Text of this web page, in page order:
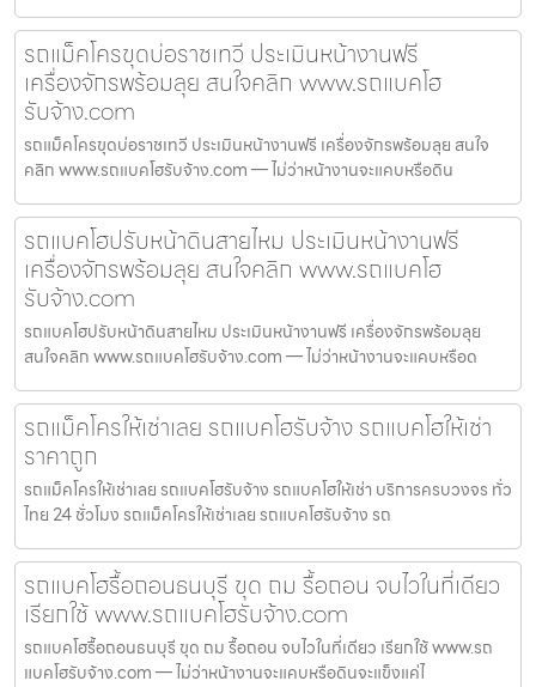
รถแม็คโครขุดบ่อราชเทวี ประเมินหน้างานฟรี
เครื่องจักรพร้อมลุย สนใจคลิก www.รถแบคโฮ
รับจ้าง.com
รถแม็คโครขุดบ่อราชเทวี ประเมินหน้างานฟรี เครื่องจักรพร้อมลุย สนใจ
คลิก www.รถแบคโฮรับจ้าง.com — ไม่ว่าหน้างานจะแคบหรือดิน
รถแบคโฮปรับหน้าดินสายไหม ประเมินหน้างานฟรี
เครื่องจักรพร้อมลุย สนใจคลิก www.รถแบคโฮ
รับจ้าง.com
รถแบคโฮปรับหน้าดินสายไหม ประเมินหน้างานฟรี เครื่องจักรพร้อมลุย
สนใจคลิก www.รถแบคโฮรับจ้าง.com — ไม่ว่าหน้างานจะแคบหรือด
รถแม็คโครให้เช่าเลย รถแบคโฮรับจ้าง รถแบคโฮให้เช่า
ราคาถูก
รถแม็คโครให้เช่าเลย รถแบคโฮรับจ้าง รถแบคโฮให้เช่า บริการครบวงจร ทั่ว
ไทย 24 ชั่วโมง รถแม็คโครให้เช่าเลย รถแบคโฮรับจ้าง รถ
รถแบคโฮรื้อถอนธนบุรี ขุด ถม รื้อถอน จบไวในที่เดียว
เรียกใช้ www.รถแบคโฮรับจ้าง.com
รถแบคโฮรื้อถอนธนบุรี ขุด ถม รื้อถอน จบไวในที่เดียว เรียกใช้ www.รถ
แบคโฮรับจ้าง.com — ไม่ว่าหน้างานจะแคบหรือดินจะแข็งแค่ไ